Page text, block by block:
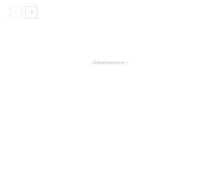
- Advertisement -